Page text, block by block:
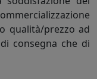
qualità/prezzo ad
consegna che di